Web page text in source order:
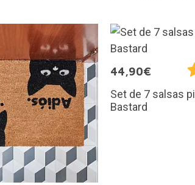
44,90€
Set de 7 salsas
Bastard